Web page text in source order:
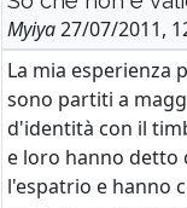
Myiya27/07/2011,
La mia esperienza
sono partiti a
d'identità con il
e loro hanno detto
l'espatrio e hanno